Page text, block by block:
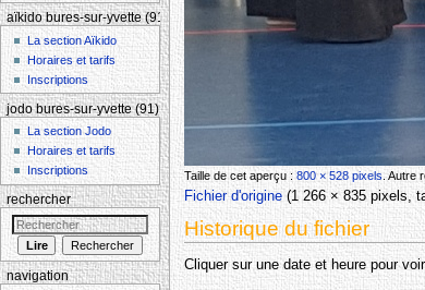
Taille de cet aperçu : 800 × 528 pixels.Autre
Fichier d'origine‎ (1 266 × 835 pixels,
Historique du fichier
Cliquer sur une date et heure pour
aïkido bures-sur-yvette (91)
La section Aïkido
Horaires et tarifs
Inscriptions
jodo bures-sur-yvette (91)
La section Jodo
Horaires et tarifs
Inscriptions
rechercher
navigation